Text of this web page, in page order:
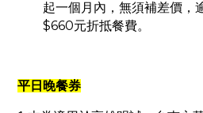
起一個月內，無須補差價，
$660元折抵餐費。
平日晚餐券